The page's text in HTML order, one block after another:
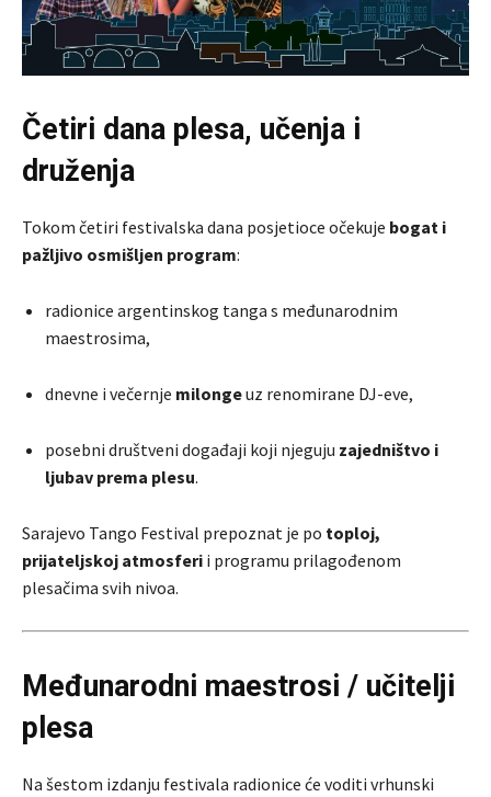
Četiri dana plesa, učenja i
druženja
Tokom četiri festivalska dana posjetioce očekuje bogat i
pažljivo osmišljen program:
radionice argentinskog tanga s međunarodnim
maestrosima,
dnevne i večernje milongeuz renomirane DJ-eve,
posebni društveni događaji koji njeguju zajedništvo i
ljubav prema plesu.
Sarajevo Tango Festival prepoznat je po toploj,
prijateljskoj atmosferi i programu prilagođenom
plesačima svih nivoa.
Međunarodni maestrosi / učitelji
plesa
Na šestom izdanju festivala radionice će voditi vrhunski